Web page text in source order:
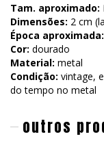
Tam. aproximado:
Dimensões: 2 cm
Época aproximada:
Cor: dourado
Material: metal
Condição: vintage,
do tempo no metal
outros